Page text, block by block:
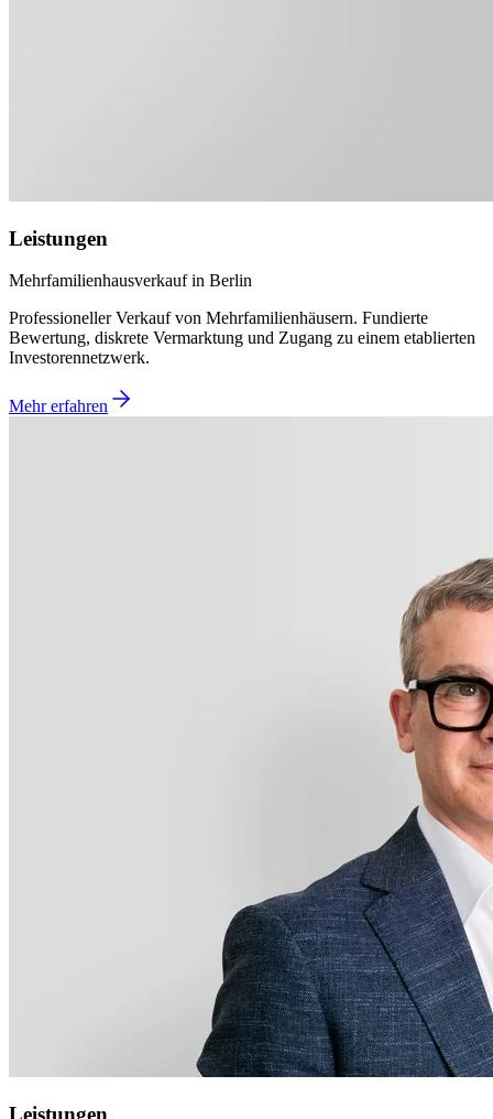
Leistungen
Mehrfamilienhausverkauf in Berlin
Professioneller Verkauf von Mehrfamilienhäusern. Fundierte
Bewertung, diskrete Vermarktung und Zugang zu einem etablierten
Investorennetzwerk.
Mehr erfahren
Leistungen